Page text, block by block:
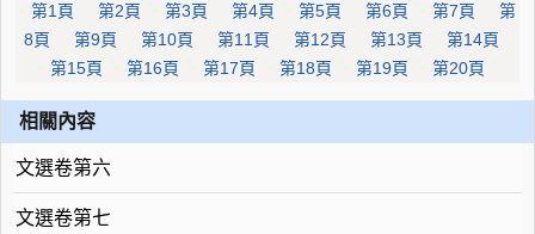
第1頁 第2頁 第3頁 第4頁 第5頁 第6頁 第7頁
第
8頁
第9頁 第10頁 第11頁 第12頁 第13頁
第14頁
第15頁
第16頁 第17頁 第18頁 第19頁 第20頁
相關內容
文選卷第六
文選卷第七